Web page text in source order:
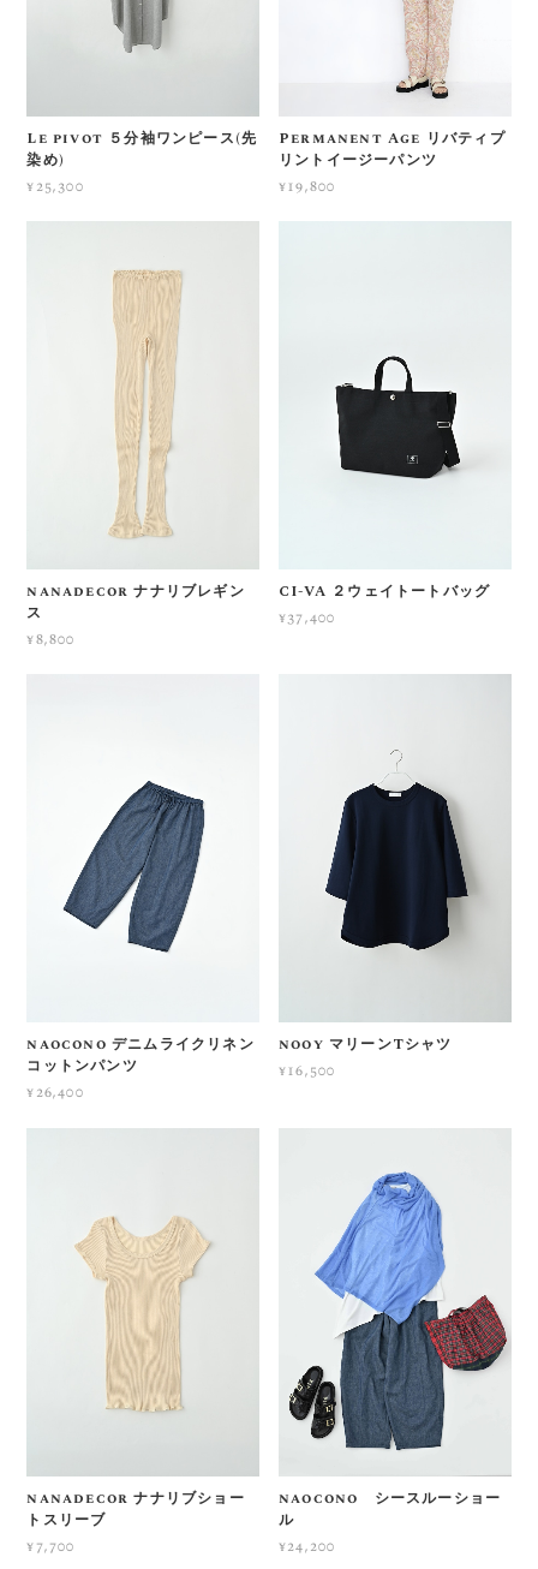
Le pivot ５分袖ワンピース(先
染め)
¥25,300
Permanent Age リバティプ
リントイージーパンツ
¥19,800
nanadecor ナナリブレギン
ス
¥8,800
CI-VA ２ウェイトートバッグ
¥37,400
naocono デニムライクリネン
コットンパンツ
¥26,400
nooy マリーンTシャツ
¥16,500
nanadecor ナナリブショー
トスリーブ
¥7,700
naocono シースルーショー
ル
¥24,200